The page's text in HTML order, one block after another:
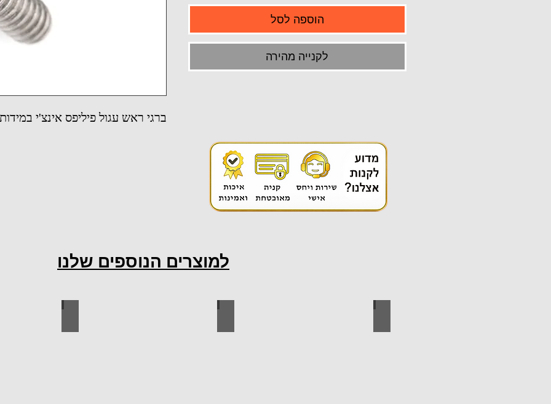
ברגי ראש עגול פיליפס אינצ'י במידות
הוספה לסל
לקנייה מהירה
למוצרים הנוספים שלנו